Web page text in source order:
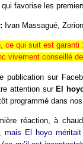
favorise les
Ivan Massagué,
ce qui suit est garanti
vivement conseillé
publication sur
attention sur El
programmé dans
réaction, à
mais El hoyo